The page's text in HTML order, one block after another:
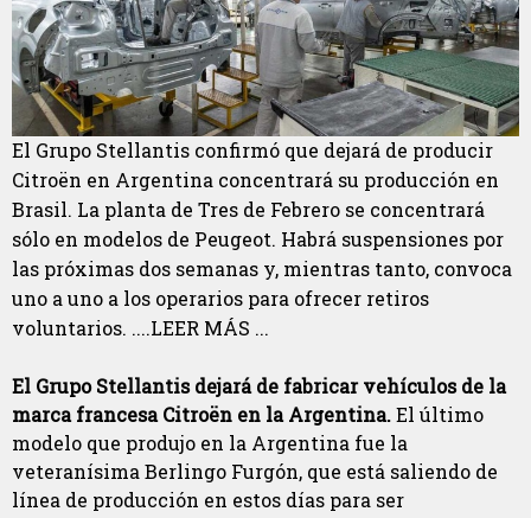
El Grupo Stellantis confirmó que dejará de producir
Citroën en Argentina concentrará su producción en
Brasil. La planta de Tres de Febrero se concentrará
sólo en modelos de Peugeot. Habrá suspensiones por
las próximas dos semanas y, mientras tanto, convoca
uno a uno a los operarios para ofrecer retiros
voluntarios. ....LEER MÁS ...
El Grupo Stellantis dejará de fabricar vehículos de la
marca francesa Citroën en la Argentina.El último
modelo que produjo en la Argentina fue la
veteranísima Berlingo Furgón, que está saliendo de
línea de producción en estos días para ser